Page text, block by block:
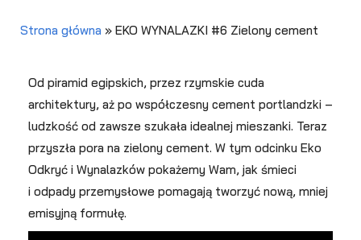
Strona główna » EKO WYNALAZKI #6 Zielony cement
Od piramid egipskich, przez rzymskie cuda
architektury, aż po współczesny cement portlandzki –
ludzkość od zawsze szukała idealnej mieszanki. Teraz
przyszła pora na zielony cement. W tym odcinku Eko
Odkryć i Wynalazków pokażemy Wam, jak śmieci
i odpady przemysłowe pomagają tworzyć nową, mniej
emisyjną formułę.